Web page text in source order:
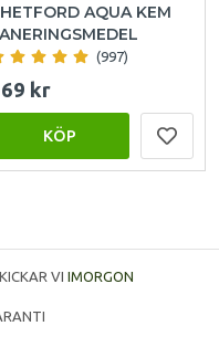
AQUA KEM
(997)
kr
KÖP
VI IMORGON